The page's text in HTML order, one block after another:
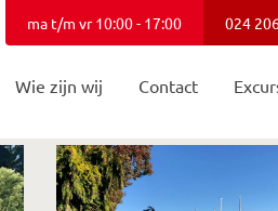
ma t/m vr 10:00 - 17:00 024
Wie zijn wij Contact